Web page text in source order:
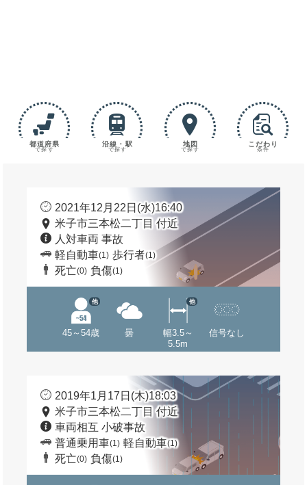
都道府県
で探す
沿線・駅
で探す
地図
で探す
こだわり
条件
2021年12月22日(水)16:40
米子市三本松二丁目 付近
人対車両 事故
軽自動車(1) 歩行者(1)
死亡(0) 負傷(1)
45～54歳
他
曇
幅3.5～
5.5m
他
信号なし
2019年1月17日(木)18:03
米子市三本松二丁目 付近
車両相互 小破事故
普通乗用車(1) 軽自動車(1)
死亡(0) 負傷(1)